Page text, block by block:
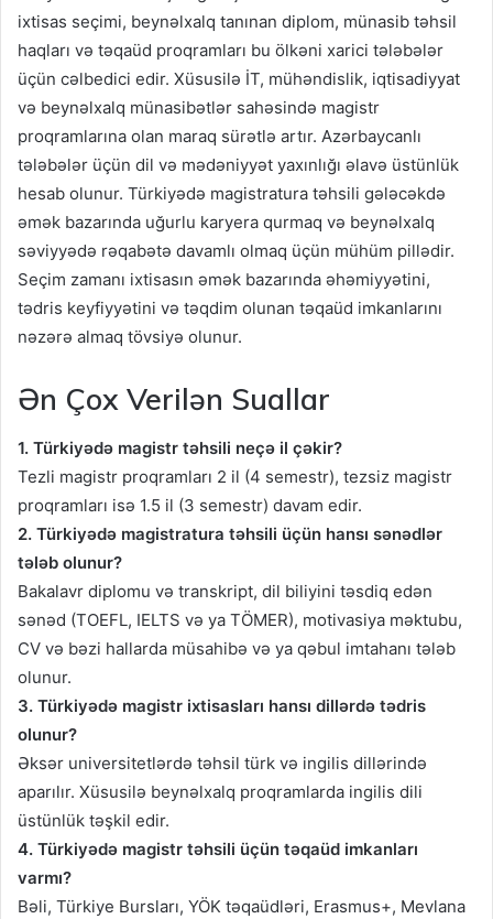
ixtisas seçimi, beynəlxalq tanınan diplom, münasib təhsil
haqları və təqaüd proqramları bu ölkəni xarici tələbələr
üçün cəlbedici edir. Xüsusilə İT, mühəndislik, iqtisadiyyat
və beynəlxalq münasibətlər sahəsində magistr
proqramlarına olan maraq sürətlə artır. Azərbaycanlı
tələbələr üçün dil və mədəniyyət yaxınlığı əlavə üstünlük
hesab olunur. Türkiyədə magistratura təhsili gələcəkdə
əmək bazarında uğurlu karyera qurmaq və beynəlxalq
səviyyədə rəqabətə davamlı olmaq üçün mühüm pillədir.
Seçim zamanı ixtisasın əmək bazarında əhəmiyyətini,
tədris keyfiyyətini və təqdim olunan təqaüd imkanlarını
nəzərə almaq tövsiyə olunur.
Ən Çox Verilən Suallar
1. Türkiyədə magistr təhsili neçə il çəkir?
Tezli magistr proqramları 2 il (4 semestr), tezsiz magistr
proqramları isə 1.5 il (3 semestr) davam edir.
2. Türkiyədə magistratura təhsili üçün hansı sənədlər
tələb olunur?
Bakalavr diplomu və transkript, dil biliyini təsdiq edən
sənəd (TOEFL, IELTS və ya TÖMER), motivasiya məktubu,
CV və bəzi hallarda müsahibə və ya qəbul imtahanı tələb
olunur.
3. Türkiyədə magistr ixtisasları hansı dillərdə tədris
olunur?
Əksər universitetlərdə təhsil türk və ingilis dillərində
aparılır. Xüsusilə beynəlxalq proqramlarda ingilis dili
üstünlük təşkil edir.
4. Türkiyədə magistr təhsili üçün təqaüd imkanları
varmı?
Bəli, Türkiye Bursları, YÖK təqaüdləri, Erasmus+, Mevlana